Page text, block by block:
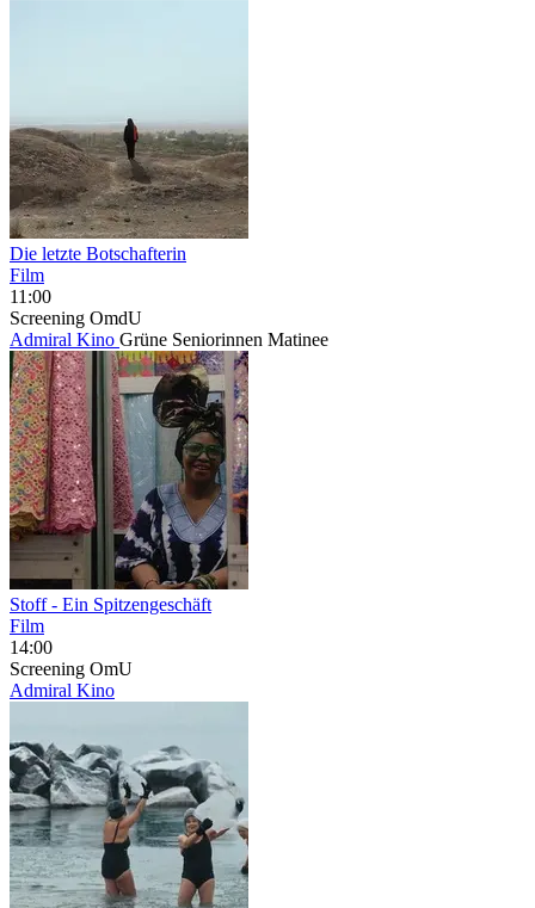
Die letzte Botschafterin
Film
11:00
Screening OmdU
Admiral Kino Grüne Seniorinnen Matinee
Stoff - Ein Spitzengeschäft
Film
14:00
Screening OmU
Admiral Kino